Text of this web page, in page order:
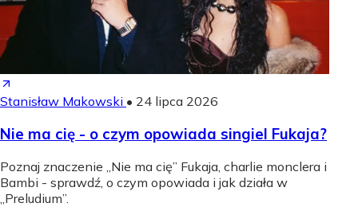
Stanisław Makowski • 24 lipca 2026
Nie ma cię - o czym opowiada singiel Fukaja?
Poznaj znaczenie „Nie ma cię” Fukaja, charlie monclera i
Bambi - sprawdź, o czym opowiada i jak działa w
„Preludium”.